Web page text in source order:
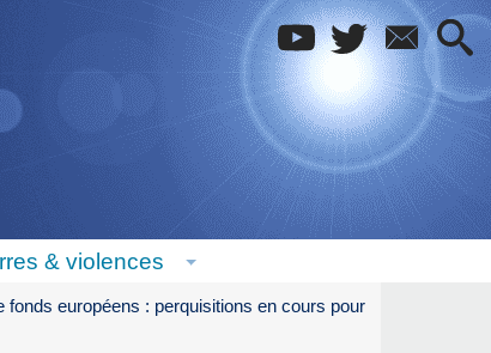
& violences
fonds européens : perquisitions en cours pour